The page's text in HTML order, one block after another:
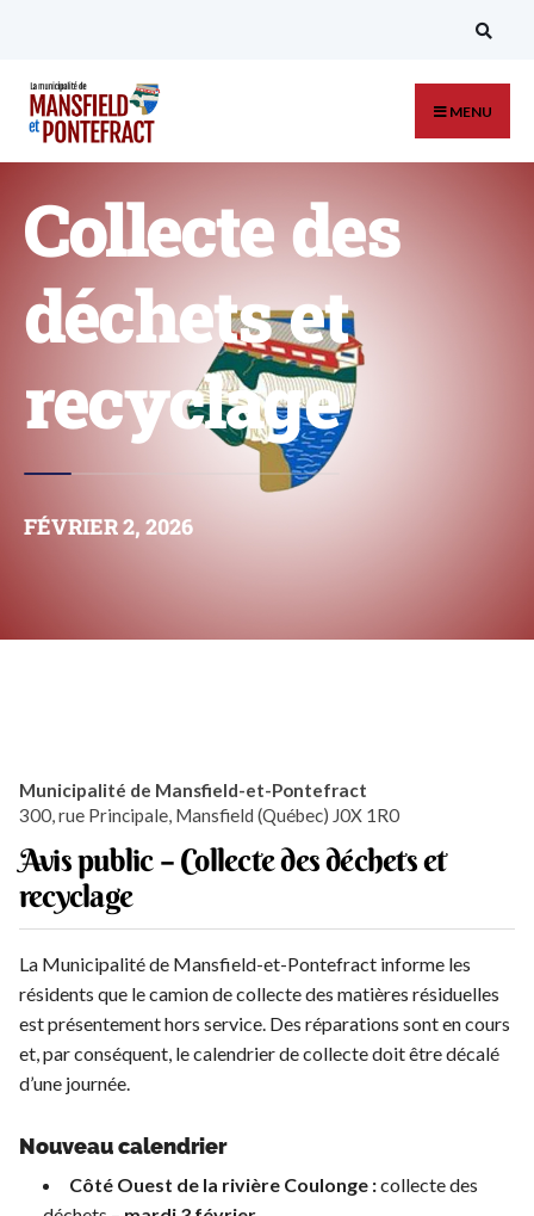
MENU
Collecte des
déchets et
recyclage
FÉVRIER 2, 2026
Municipalité de Mansfield-et-Pontefract
300, rue Principale, Mansfield (Québec) J0X 1R0
Avis public – Collecte des déchets et
recyclage
La Municipalité de Mansfield-et-Pontefract informe les
résidents que le camion de collecte des matières résiduelles
est présentement hors service. Des réparations sont en cours
et, par conséquent, le calendrier de collecte doit être décalé
d’une journée.
Nouveau calendrier
Côté Ouest de la rivière Coulonge :collecte des